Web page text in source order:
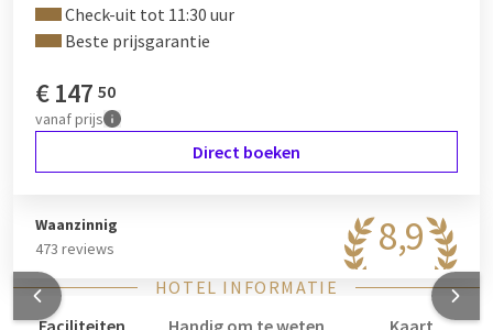
Check-uit tot 11:30 uur
Beste prijsgarantie
€147 50
vanafprijs
Direct boeken
8,9
Waanzinnig
473 reviews
HOTEL INFORMATIE
Faciliteiten
Handig om te weten
Kaart